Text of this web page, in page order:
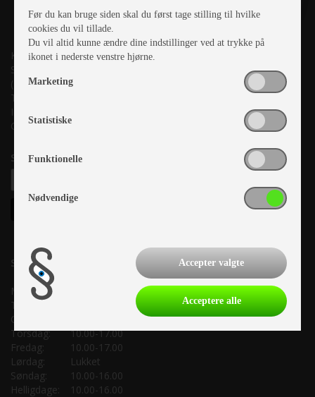
Kronjyllands Camping Center A/S
Suderholmen 10, 8960 Randers SØ
(Lige ud til Grenåvej)
Tlf. +45 87 10 98 70
Info@as-kcc.dk
CVR: 33 38 77 33
Samtykke til nyhedsbrev
Salgsafdeling:
Mandag:
Tirsdag:
Onsdag:
Torsdag:
10.00-17.00
Fredag:
10.00-17.00
Lørdag:
Lukket
Søndag:
10.00-16.00
Helligdage:
10.00-16.00
Før du kan bruge siden skal du først tage stilling til hvilke
cookies du vil tillade.
Du vil altid kunne ændre dine indstillinger ved at trykke på
ikonet i nederste venstre hjørne.
Marketing
Statistiske
Funktionelle
Nødvendige
Accepter valgte
Acceptere alle